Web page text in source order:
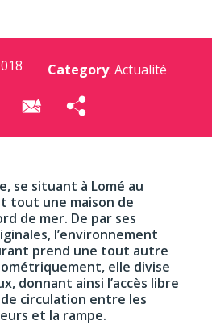
Category: Actualité
se situant à Lomé au
tout une maison de
de mer. De par ses
l’environnement
prend une tout autre
elle divise
donnant ainsi l’accès libre
circulation entre les
et la rampe.